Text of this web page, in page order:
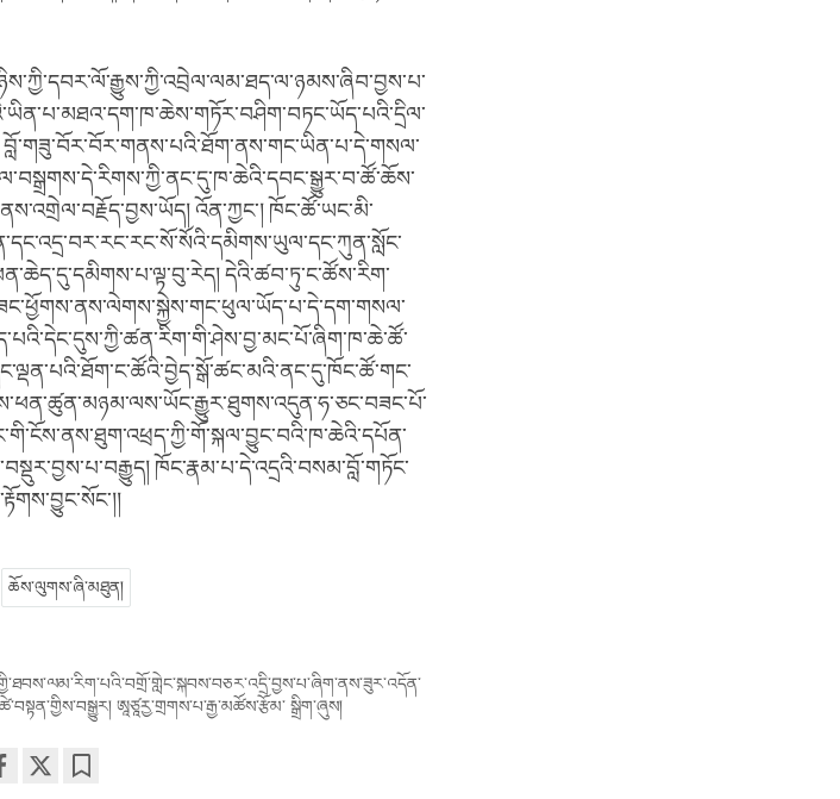
འོན་ཀྱང་། ཁོང་ཚོ་ཡང་མི་
དེའི་ཚབ་ཏུ་ང་ཚོས་རིག་
ཁོང་རྣམ་པ་དེ་འདྲའི་བསམ་བློ་གཏོང་
ཆོས་ལུགས་ཞི་མཐུན།
ཨཱཙཱརྱ་གྲགས་པ་རྒྱ་མཚོས་རྩོམ་ སྒྲིག་ཞུས།